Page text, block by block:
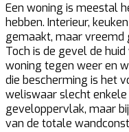
Een woning is meestal
hebben. Interieur,
gemaakt, maar vreemd
Toch is de gevel de
woning tegen weer en
die bescherming is het
weliswaar slecht
geveloppervlak, maar
van de totale